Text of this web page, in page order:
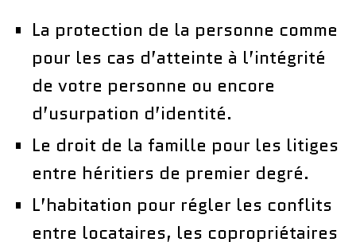
La protection de la personne comme
pour les cas d’atteinte à l’intégrité
de votre personne ou encore
d’usurpation d’identité.
Le droit de la famille pour les litiges
entre héritiers de premier degré.
L’habitation pour régler les conflits
entre locataires, les copropriétaires